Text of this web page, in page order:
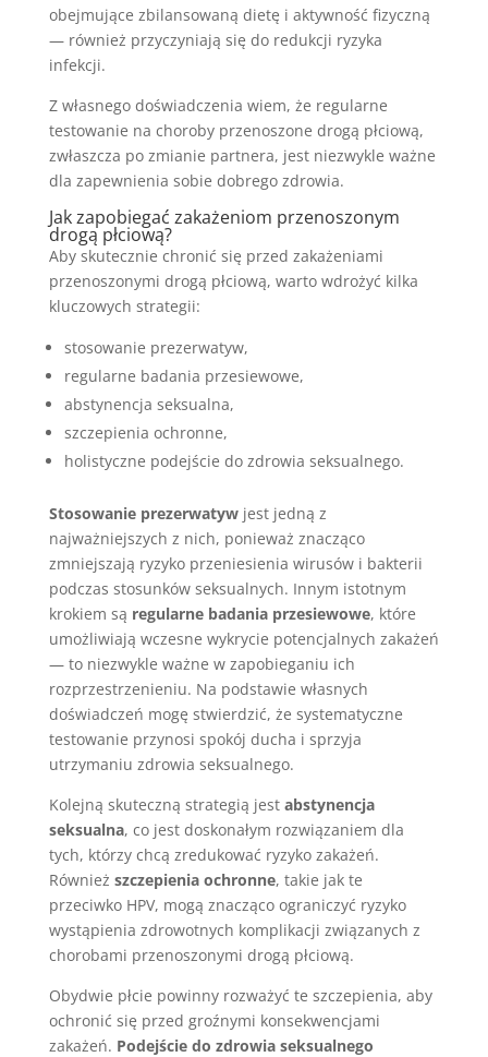
obejmujące zbilansowaną dietę i aktywność fizyczną
— również przyczyniają się do redukcji ryzyka
infekcji.
Z własnego doświadczenia wiem, że regularne
testowanie na choroby przenoszone drogą płciową,
zwłaszcza po zmianie partnera, jest niezwykle ważne
dla zapewnienia sobie dobrego zdrowia.
Jak zapobiegać zakażeniom przenoszonym
drogą płciową?
Aby skutecznie chronić się przed zakażeniami
przenoszonymi drogą płciową, warto wdrożyć kilka
kluczowych strategii:
stosowanie prezerwatyw,
regularne badania przesiewowe,
abstynencja seksualna,
szczepienia ochronne,
holistyczne podejście do zdrowia seksualnego.
Stosowanie prezerwatywjest jedną z
najważniejszych z nich, ponieważ znacząco
zmniejszają ryzyko przeniesienia wirusów i bakterii
podczas stosunków seksualnych. Innym istotnym
krokiem są regularne badania przesiewowe, które
umożliwiają wczesne wykrycie potencjalnych zakażeń
— to niezwykle ważne w zapobieganiu ich
rozprzestrzenieniu. Na podstawie własnych
doświadczeń mogę stwierdzić, że systematyczne
testowanie przynosi spokój ducha i sprzyja
utrzymaniu zdrowia seksualnego.
Kolejną skuteczną strategią jest abstynencja
seksualna, co jest doskonałym rozwiązaniem dla
tych, którzy chcą zredukować ryzyko zakażeń.
Również szczepienia ochronne, takie jak te
przeciwko HPV, mogą znacząco ograniczyć ryzyko
wystąpienia zdrowotnych komplikacji związanych z
chorobami przenoszonymi drogą płciową.
Obydwie płcie powinny rozważyć te szczepienia, aby
ochronić się przed groźnymi konsekwencjami
zakażeń. Podejście do zdrowia seksualnego